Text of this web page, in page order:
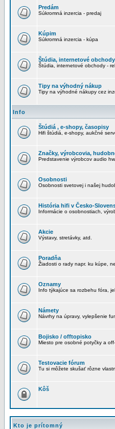
Predám
Súkromná inzercia - predaj
Kúpim
Súkromná inzercia - kúpa
Štúdia, internetové obchody
Štúdia, internetové obchody -
Tipy na výhodný nákup
Tipy na výhodné nákupy cez
Info
Štúdiá , e-shopy, časopisy
Hifi štúdiá, e-shopy, aukčné
Značky, výrobcovia,
Predstavenie výrobcov audio
Osobnosti
Osobnosti svetovej i našej
História hifi v Česko-
Informácie o osobnostiach,
Akcie
Výstavy, stretávky, atd.
Poradňa
Žiadosti o rady napr. ku kúpe,
Oznamy
Info týkajúce sa rozbehu fóra,
Námety
Návrhy na úpravy, vylepšenie
Bojisko / offtopisko
Miesto pre osobné potyčky a
Testovacie fórum
Tu si môžete skušať rôzne
Kôš
Kto je prítomný